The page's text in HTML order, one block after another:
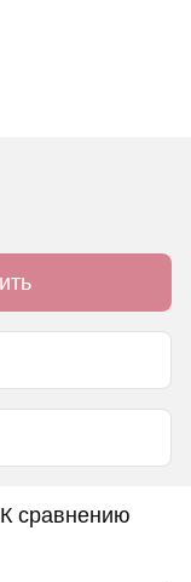
К сравнению